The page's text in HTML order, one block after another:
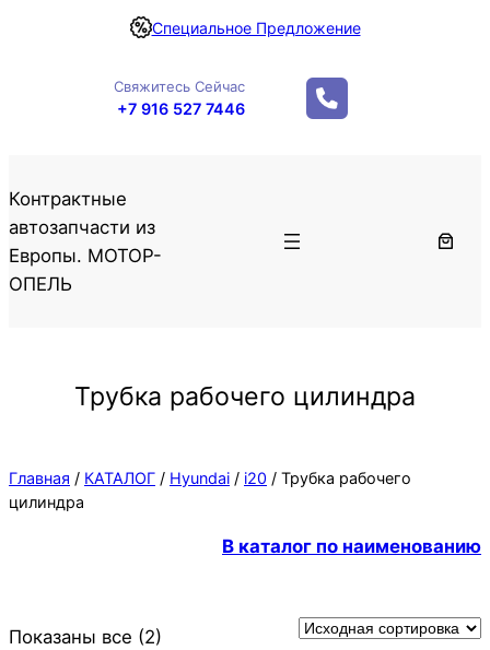
r
Специальное Предложение
Свяжитесь Сейчас
+7 916 527 7446
Контрактные
автозапчасти из
Европы. МОТОР-
ОПЕЛЬ
Трубка рабочего цилиндра
Главная / КАТАЛОГ / Hyundai / i20 / Трубка рабочего
цилиндра
В каталог по наименованию
Показаны все (2)